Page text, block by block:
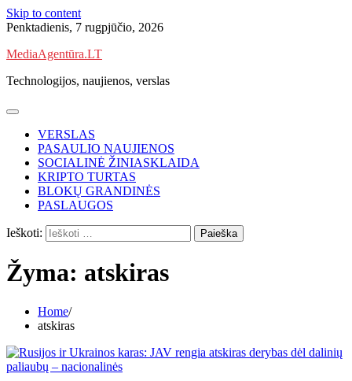
Skip to content
Penktadienis, 7 rugpjūčio, 2026
MediaAgentūra.LT
Technologijos, naujienos, verslas
VERSLAS
PASAULIO NAUJIENOS
SOCIALINĖ ŽINIASKLAIDA
KRIPTO TURTAS
BLOKŲ GRANDINĖS
PASLAUGOS
Ieškoti:
Žyma: atskiras
Home
atskiras